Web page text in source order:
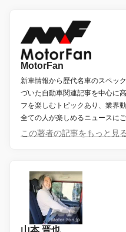
MotorFan
新車情報から歴代名車のスペッ
づいた自動車関連記事を中心に
フを楽しむトピックあり、業界
全ての人が楽しめるニュースにご
この著者の記事をもっと見る
山本 晋也